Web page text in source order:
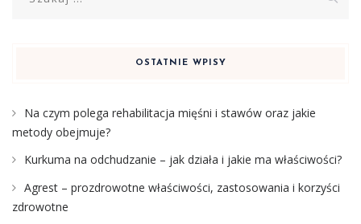
OSTATNIE WPISY
Na czym polega rehabilitacja mięśni i stawów oraz jakie
metody obejmuje?
Kurkuma na odchudzanie – jak działa i jakie ma właściwości?
Agrest – prozdrowotne właściwości, zastosowania i korzyści
zdrowotne